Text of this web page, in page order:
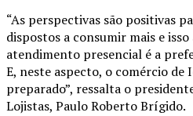
“As perspectivas são positivas
dispostos a consumir mais e
atendimento presencial é a
E, neste aspecto, o comércio de
preparado”, ressalta o
Lojistas, Paulo Roberto Brígido.